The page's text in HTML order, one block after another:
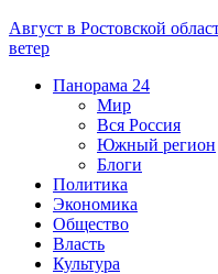
Август в Ростовской
ветер
Панорама 24
Мир
Вся Россия
Южный регион
Блоги
Политика
Экономика
Общество
Власть
Культура